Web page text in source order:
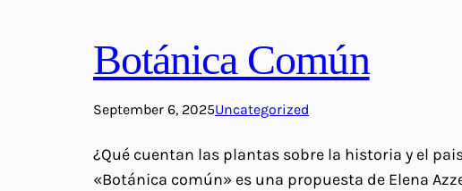
Botánica Común
September 6, 2025Uncategorized
¿Qué cuentan las plantas sobre la historia y el
«Botánica común» es una propuesta de Elena